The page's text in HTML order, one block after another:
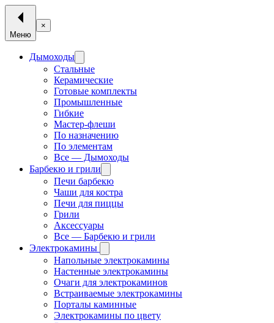
Меню
×
Дымоходы
Стальные
Керамические
Готовые комплекты
Промышленные
Гибкие
Мастер-флеши
По назначению
По элементам
Все — Дымоходы
Барбекю и грили
Печи барбекю
Чаши для костра
Печи для пиццы
Грили
Аксессуары
Все — Барбекю и грили
Электрокамины
Напольные электрокамины
Настенные электрокамины
Очаги для электрокаминов
Встраиваемые электрокамины
Порталы каминные
Электрокамины по цвету